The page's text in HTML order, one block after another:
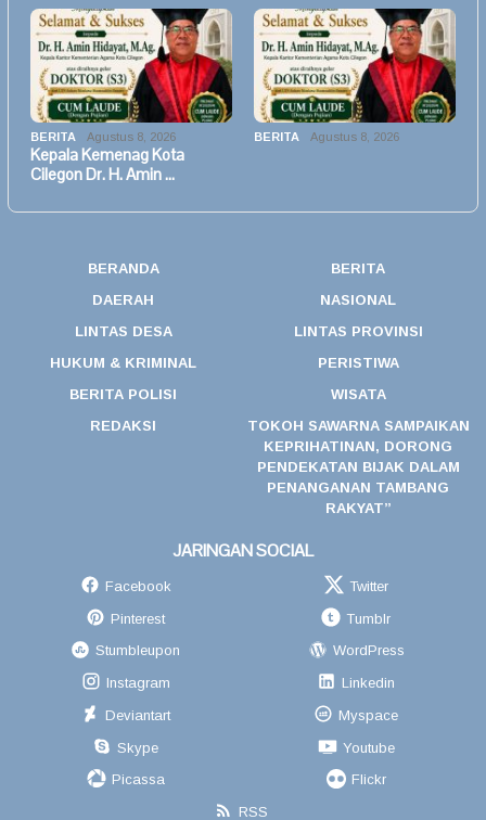
BERITA Agustus 8, 2026
Kepala Kemenag Kota
Cilegon Dr. H. Amin …
BERITA Agustus 8, 2026
BERANDA
BERITA
DAERAH
NASIONAL
LINTAS DESA
LINTAS PROVINSI
HUKUM & KRIMINAL
PERISTIWA
BERITA POLISI
WISATA
REDAKSI
TOKOH SAWARNA SAMPAIKAN
KEPRIHATINAN, DORONG
PENDEKATAN BIJAK DALAM
PENANGANAN TAMBANG
RAKYAT”
JARINGAN SOCIAL
Facebook
Twitter
Pinterest
Tumblr
Stumbleupon
WordPress
Instagram
Linkedin
Deviantart
Myspace
Skype
Youtube
Picassa
Flickr
RSS